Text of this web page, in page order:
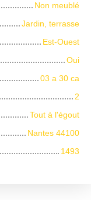
Non meublé
Jardin, terrasse
Est-Ouest
Oui
03 a 30 ca
2
Tout à l'égout
Nantes 44100
1493